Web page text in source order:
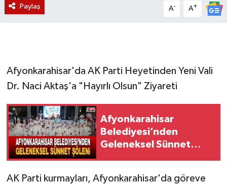
Paylaş A- A+
Afyonkarahisar'da AK Parti Heyetinden Yeni Vali
Dr. Naci Aktaş'a "Hayırlı Olsun" Ziyareti
Afyonkarahisar
Belediyesi’nden
Geleneksel Sünnet
AK Parti kurmayları, Afyonkarahisar'da göreve